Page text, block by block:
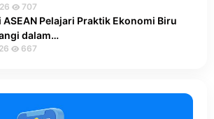
707
ASEAN Pelajari Praktik Ekonomi Biru
dalam…
667